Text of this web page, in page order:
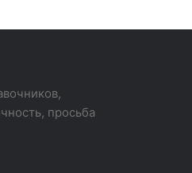
просьба